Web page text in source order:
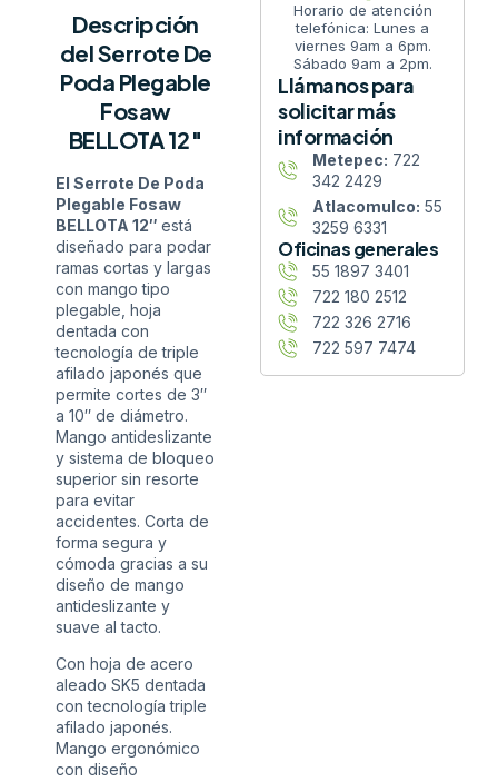
Descripción
del Serrote De
Poda Plegable
Fosaw
BELLOTA 12″
El Serrote De Poda
Plegable Fosaw
BELLOTA 12″ está
diseñado para podar
ramas cortas y largas
con mango tipo
plegable, hoja
dentada con
tecnología de triple
afilado japonés que
permite cortes de 3″
a 10″ de diámetro.
Mango antideslizante
y sistema de bloqueo
superior sin resorte
para evitar
accidentes. Corta de
forma segura y
cómoda gracias a su
diseño de mango
antideslizante y
suave al tacto.
Con hoja de acero
aleado SK5 dentada
con tecnología triple
afilado japonés.
Mango ergonómico
con diseño
Horario de atención
telefónica: Lunes a
viernes 9am a 6pm.
Sábado 9am a 2pm.
Llámanos para
solicitar más
información
Metepec: 722
342 2429
Atlacomulco: 55
3259 6331
Oficinas generales
55 1897 3401
722 180 2512
722 326 2716
722 597 7474